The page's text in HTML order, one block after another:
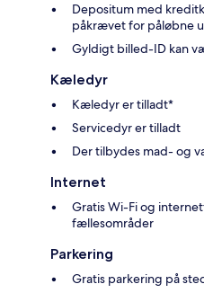
Depositum med
påkrævet for påløbne
Gyldigt billed-ID kan
Kæledyr
Kæledyr er tilladt*
Servicedyr er tilladt
Der tilbydes mad- og
Internet
Gratis Wi-Fi og
fællesområder
Parkering
Gratis parkering på